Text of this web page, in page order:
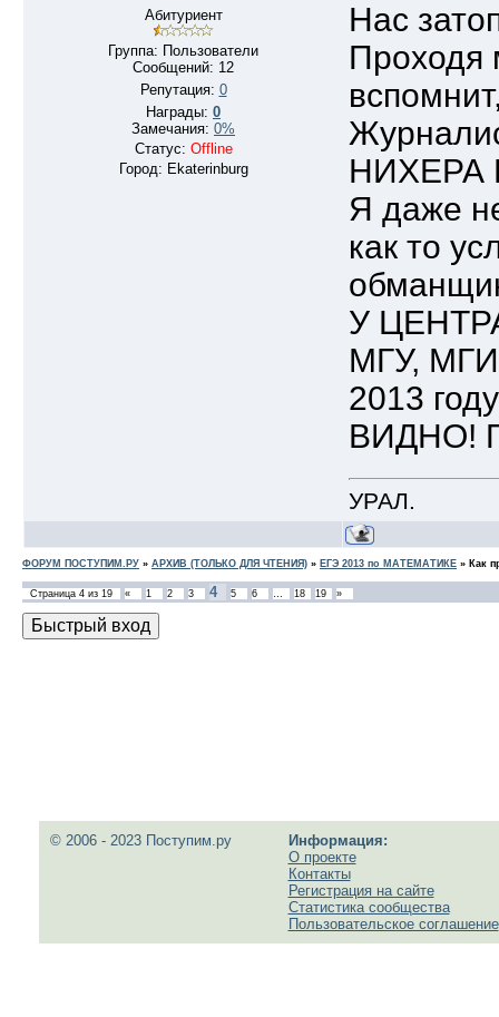
Абитуриент
Группа: Пользователи
Сообщений: 12
Репутация: 0
Награды: 0
Замечания: 0%
Статус: Offline
Город: Ekaterinburg
Нас
Проходя
НИХЕРА
Я даже
как то
У
МГУ,
2013
ВИДНО!
УРАЛ.
ФОРУМ ПОСТУПИМ.РУ » АРХИВ (ТОЛЬКО ДЛЯ ЧТЕНИЯ) » ЕГЭ 2013 по МАТЕМАТИКЕ » Как
Страница 4 из 19 « 1 2 3 4 5 6 … 18 19 »
© 2006 - 2023 Поступим.ру
Информация:
О проекте
Контакты
Регистрация на сайте
Статистика сообщества
Пользовательское соглашение